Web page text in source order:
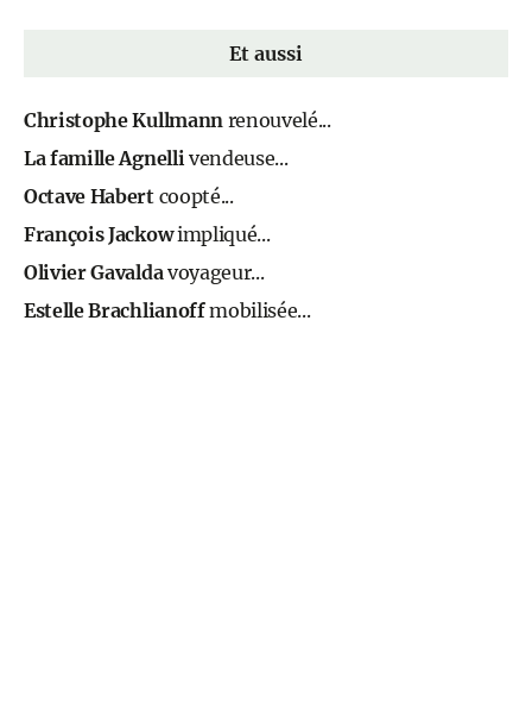
Et aussi
Christophe Kullmannrenouvelé...
La famille Agnellivendeuse...
Octave Habertcoopté...
François Jackowimpliqué...
Olivier Gavaldavoyageur...
Estelle Brachlianoffmobilisée...